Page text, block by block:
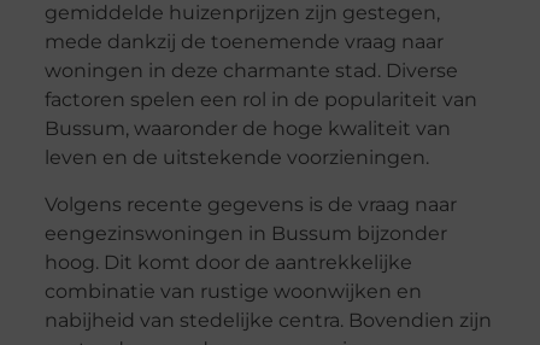
gemiddelde huizenprijzen zijn gestegen,
mede dankzij de toenemende vraag naar
woningen in deze charmante stad. Diverse
factoren spelen een rol in de populariteit van
Bussum, waaronder de hoge kwaliteit van
leven en de uitstekende voorzieningen.
Volgens recente gegevens is de vraag naar
eengezinswoningen in Bussum bijzonder
hoog. Dit komt door de aantrekkelijke
combinatie van rustige woonwijken en
nabijheid van stedelijke centra. Bovendien zijn